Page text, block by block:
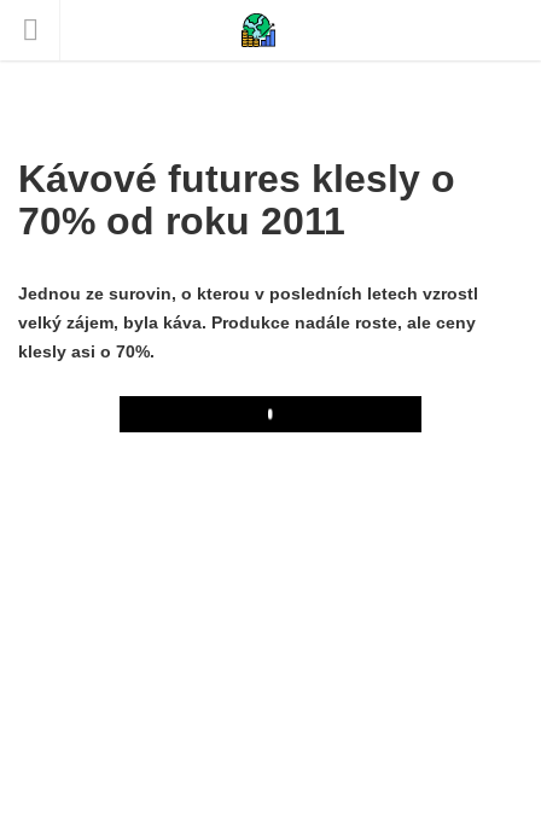
Kávové futures klesly o
70% od roku 2011
Jednou ze surovin, o kterou v posledních letech vzrostl
velký zájem, byla káva. Produkce nadále roste, ale ceny
klesly asi o 70%.
Play